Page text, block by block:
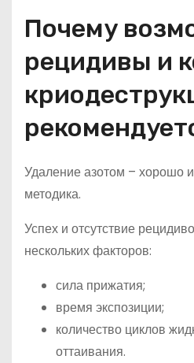
Почему
рецидивы и
Удаление азотом – хорошо
методика.
Успех и отсутствие
нескольких факторов:
сила прижатия;
время экспозиции;
количество циклов
оттаивания.